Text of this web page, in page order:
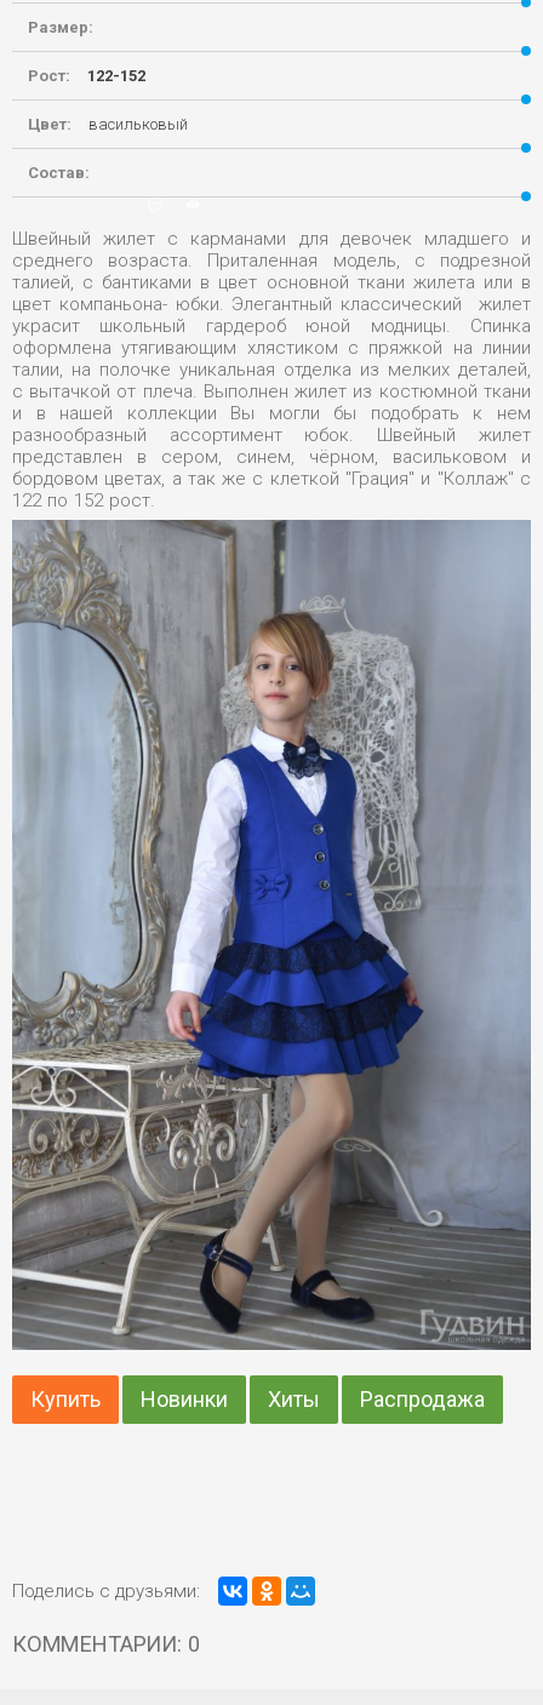
Размер:
Рост: 122-152
Цвет: васильковый
Состав:
Швейный жилет с карманами для девочек младшего и
среднего возраста. Приталенная модель, с подрезной
талией, с бантиками в цвет основной ткани жилета или в
цвет компаньона- юбки. Элегантный классический жилет
украсит школьный гардероб юной модницы. Спинка
оформлена утягивающим хлястиком с пряжкой на линии
талии, на полочке уникальная отделка из мелких деталей,
с вытачкой от плеча. Выполнен жилет из костюмной ткани
и в нашей коллекции Вы могли бы подобрать к нем
разнообразный ассортимент юбок. Швейный жилет
представлен в сером, синем, чёрном, васильковом и
бордовом цветах, а так же с клеткой "Грация" и "Коллаж" с
122 по 152 рост.
Купить Новинки Хиты Распродажа
Поделись с друзьями:
КОММЕНТАРИИ: 0